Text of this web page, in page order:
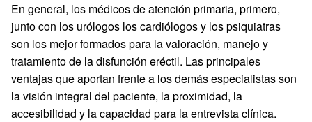
En general, los médicos de atención primaria, primero,
junto con los urólogos los cardiólogos y los psiquiatras
son los mejor formados para la valoración, manejo y
tratamiento de la disfunción eréctil. Las principales
ventajas que aportan frente a los demás especialistas son
la visión integral del paciente, la proximidad, la
accesibilidad y la capacidad para la entrevista clínica.